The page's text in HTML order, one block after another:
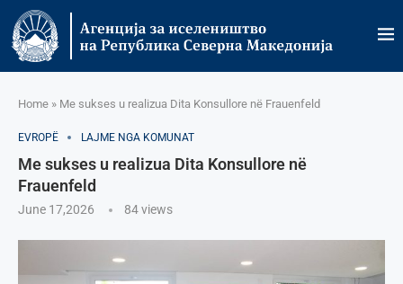
Home » Me sukses u realizua Dita Konsullore në Frauenfeld
EVROPË LAJME NGA KOMUNAT
Me sukses u realizua Dita Konsullore në
Frauenfeld
June 17,2026 84views